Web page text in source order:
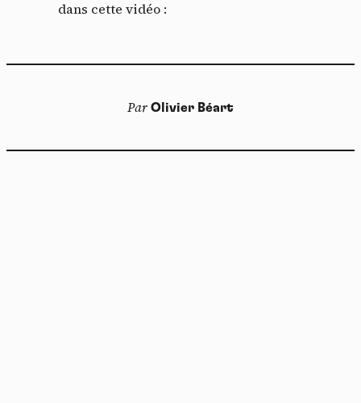
dans cette vidéo :
Par Olivier Béart